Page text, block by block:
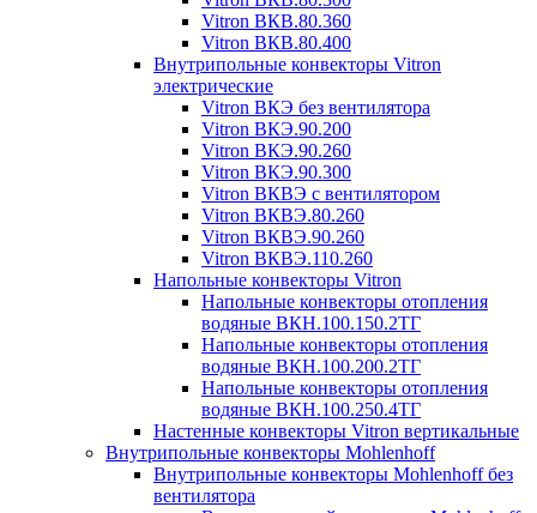
Vitron ВКВ.80.360
Vitron ВКВ.80.400
Внутрипольные конвекторы Vitron
электрические
Vitron ВКЭ без вентилятора
Vitron ВКЭ.90.200
Vitron ВКЭ.90.260
Vitron ВКЭ.90.300
Vitron ВКВЭ с вентилятором
Vitron ВКВЭ.80.260
Vitron ВКВЭ.90.260
Vitron ВКВЭ.110.260
Напольные конвекторы Vitron
Напольные конвекторы отопления
водяные ВКН.100.150.2ТГ
Напольные конвекторы отопления
водяные ВКН.100.200.2ТГ
Напольные конвекторы отопления
водяные ВКН.100.250.4ТГ
Настенные конвекторы Vitron вертикальные
Внутрипольные конвекторы Mohlenhoff
Внутрипольные конвекторы Mohlenhoff без
вентилятора